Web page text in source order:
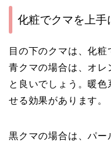
化粧でクマを上手
目の下のクマは、化粧
青クマの場合は、オレ
と良いでしょう。暖
せる効果があります。
黒クマの場合は、パー